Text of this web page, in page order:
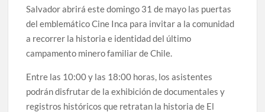
Salvador abrirá este domingo 31 de mayo las puertas
del emblemático Cine Inca para invitar a la comunidad
a recorrer la historia e identidad del último
campamento minero familiar de Chile.
Entre las 10:00 y las 18:00 horas, los asistentes
podrán disfrutar de la exhibición de documentales y
registros históricos que retratan la historia de El